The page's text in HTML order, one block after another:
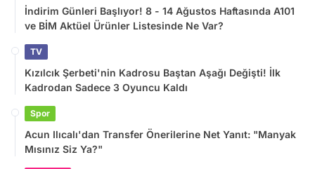
İndirim Günleri Başlıyor! 8 - 14 Ağustos Haftasında A101
ve BİM Aktüel Ürünler Listesinde Ne Var?
TV
Kızılcık Şerbeti'nin Kadrosu Baştan Aşağı Değişti! İlk
Kadrodan Sadece 3 Oyuncu Kaldı
Spor
Acun Ilıcalı'dan Transfer Önerilerine Net Yanıt: "Manyak
Mısınız Siz Ya?"